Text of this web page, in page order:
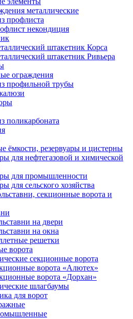
металлические
профлиста
некондиция
штакетник Корса
штакетник Ривьера
ограждения
профильной трубы
поликарбоната
резервуары и цистерны
для нефтегазовой и химической
для промышленности
для сельского хозяйства
секционные ворота и
на двери
на окна
решетки
ворота
секционные ворота
ворота «Алютех»
ворота «Дорхан»
шлагбаумы
для ворот